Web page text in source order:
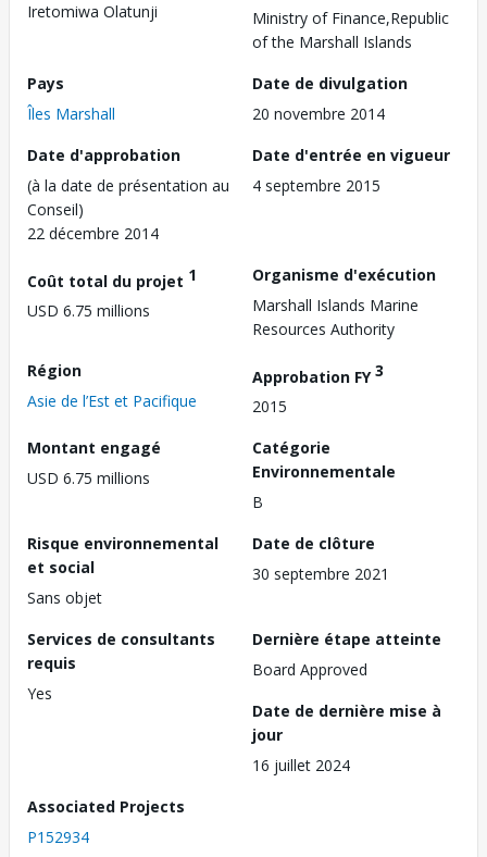
Iretomiwa Olatunji
Ministry of Finance,Republic
of the Marshall Islands
Pays
Îles Marshall
Date de divulgation
20 novembre 2014
Date d'approbation
(à la date de présentation au
Conseil)
22 décembre 2014
Date d'entrée en vigueur
4 septembre 2015
Coût total du projet 1
USD 6.75 millions
Organisme d'exécution
Marshall Islands Marine
Resources Authority
Région
Asie de l’Est et Pacifique
Approbation FY3
2015
Montant engagé
USD 6.75 millions
Catégorie
Environnementale
B
Risque environnemental
et social
Sans objet
Date de clôture
30 septembre 2021
Services de consultants
requis
Yes
Dernière étape atteinte
Board Approved
Date de dernière mise à
jour
16 juillet 2024
Associated Projects
P152934